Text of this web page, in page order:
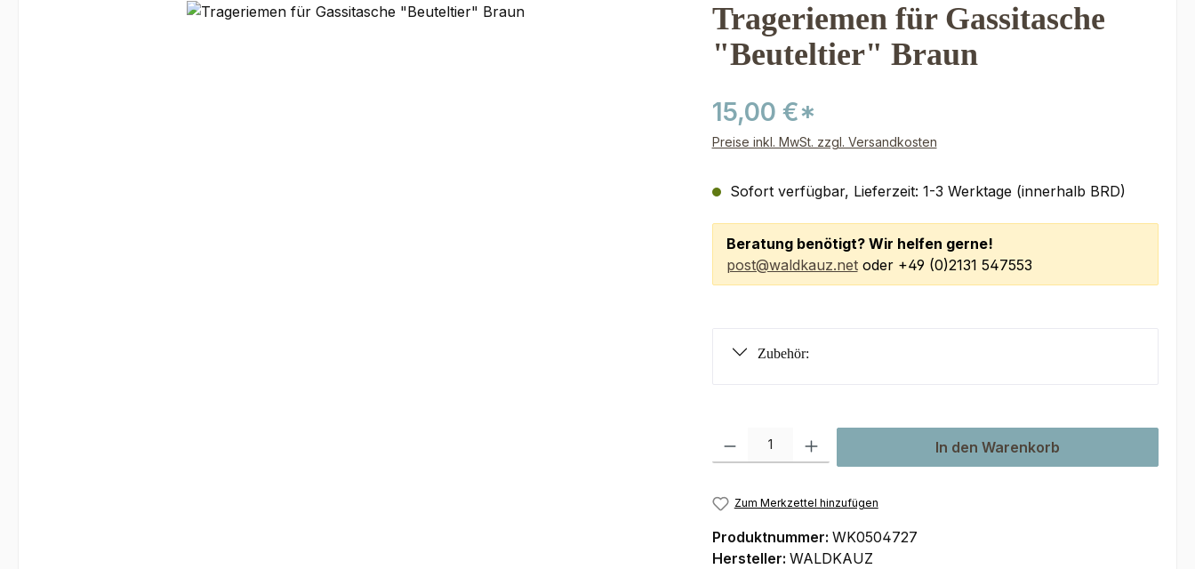
Bildergalerie überspringen
Trageriemen für Gassitasche
"Beuteltier" Braun
15,00 €*
Preise inkl. MwSt. zzgl. Versandkosten
Sofort verfügbar, Lieferzeit: 1-3 Werktage (innerhalb BRD)
Beratung benötigt? Wir helfen gerne!
post@waldkauz.netoder +49 (0)2131 547553
Zubehör:
Produkt Anzahl: Gib den gewünschten Wert ein oder benutze die Schaltflächen
In den Warenkorb
Zum Merkzettel hinzufügen
Produktnummer: WK0504727
Hersteller: WALDKAUZ